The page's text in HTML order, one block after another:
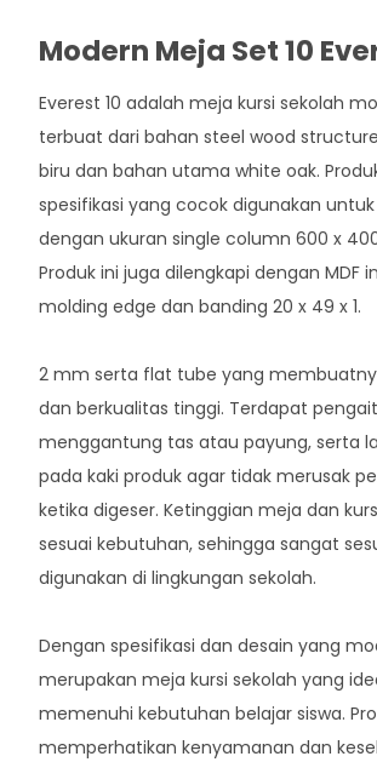
Modern Meja Set 10
Everest 10 adalah meja kursi sekolah
terbuat dari bahan steel wood
biru dan bahan utama white oak.
spesifikasi yang cocok digunakan untuk
dengan ukuran single column 600 x
Produk ini juga dilengkapi dengan MDF
molding edge dan banding 20 x 49 x 1.
2 mm serta flat tube yang
dan berkualitas tinggi. Terdapat
menggantung tas atau payung, serta
pada kaki produk agar tidak merusak
ketika digeser. Ketinggian meja dan
sesuai kebutuhan, sehingga sangat
digunakan di lingkungan sekolah.
Dengan spesifikasi dan desain yang
merupakan meja kursi sekolah yang
memenuhi kebutuhan belajar siswa.
memperhatikan kenyamanan dan